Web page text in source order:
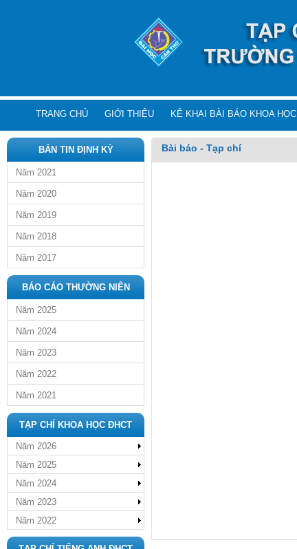
TRANG CHỦ GIỚI THIỆU KÊ KHAI BÀI BÁO KHOA HỌC
BẢN TIN ĐỊNH KỲ
Năm 2021
Năm 2020
Năm 2019
Năm 2018
Năm 2017
BÁO CÁO THƯỜNG NIÊN
Năm 2025
Năm 2024
Năm 2023
Năm 2022
Năm 2021
TẠP CHÍ KHOA HỌC ĐHCT
Năm 2026
Năm 2025
Năm 2024
Năm 2023
Năm 2022
Bài báo - Tạp chí